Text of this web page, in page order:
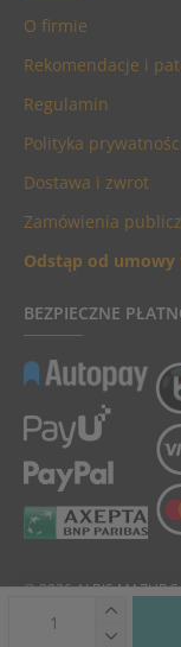
O firmie
Rekomendacje i
Regulamin
Polityka prywatności
Dostawa i zwrot
Zamówienia
Odstąp od
BEZPIECZNE
© 2026 ALBIS MAZUR
podatek VAT i nie